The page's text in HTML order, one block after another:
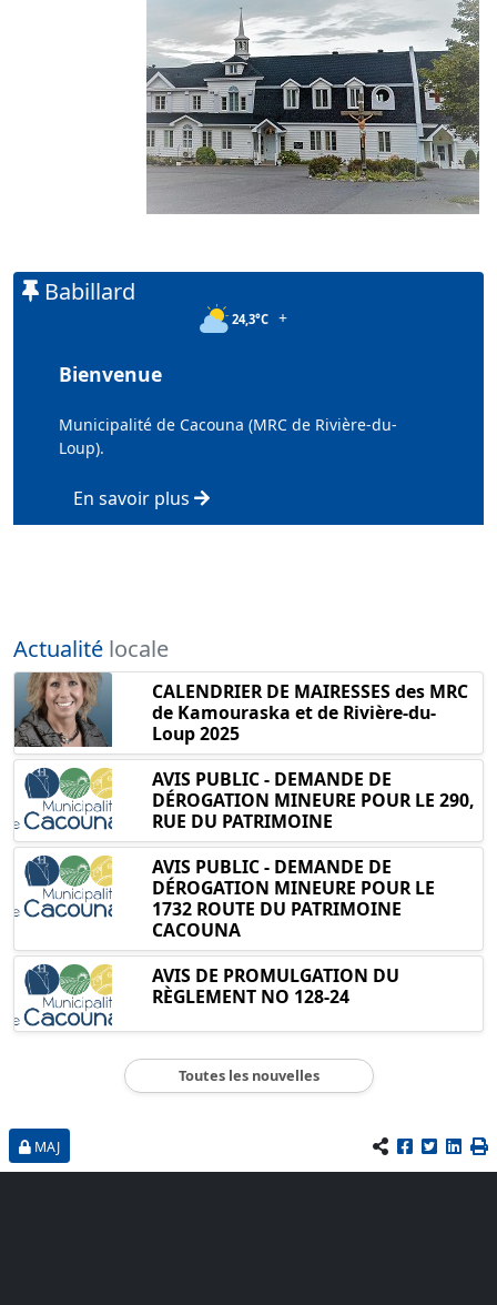
Babillard
24,3°C +
Bienvenue
Municipalité de Cacouna (MRC de Rivière-du-
Loup).
En savoir plus
Actualité locale
CALENDRIER DE MAIRESSES des MRC
de Kamouraska et de Rivière-du-
Loup 2025
AVIS PUBLIC - DEMANDE DE
DÉROGATION MINEURE POUR LE 290,
RUE DU PATRIMOINE
AVIS PUBLIC - DEMANDE DE
DÉROGATION MINEURE POUR LE
1732 ROUTE DU PATRIMOINE
CACOUNA
AVIS DE PROMULGATION DU
RÈGLEMENT NO 128-24
Toutes les nouvelles
MAJ